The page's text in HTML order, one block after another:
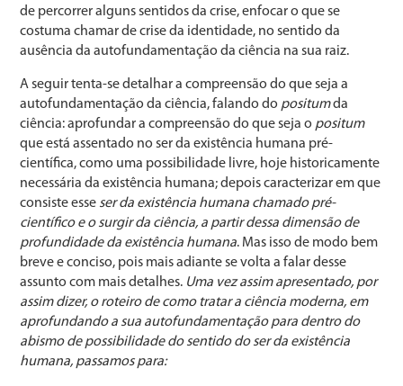
de percorrer alguns sentidos da crise, enfocar o que se
costuma chamar de crise da identidade, no sentido da
ausência da autofundamentação da ciência na sua raiz.
A seguir tenta-se detalhar a compreensão do que seja a
autofundamentação da ciência, falando do positumda
ciência: aprofundar a compreensão do que seja o positum
que está assentado no ser da existência humana pré-
científica, como uma possibilidade livre, hoje historicamente
necessária da existência humana; depois caracterizar em que
consiste esse ser da existência humana chamado pré-
científico e o surgir da ciência, a partir dessa dimensão de
profundidade da existência humana. Mas isso de modo bem
breve e conciso, pois mais adiante se volta a falar desse
assunto com mais detalhes. Uma vez assim apresentado, por
assim dizer, o roteiro de como tratar a ciência moderna, em
aprofundando a sua autofundamentação para dentro do
abismo de possibilidade do sentido do ser da existência
humana, passamos para: